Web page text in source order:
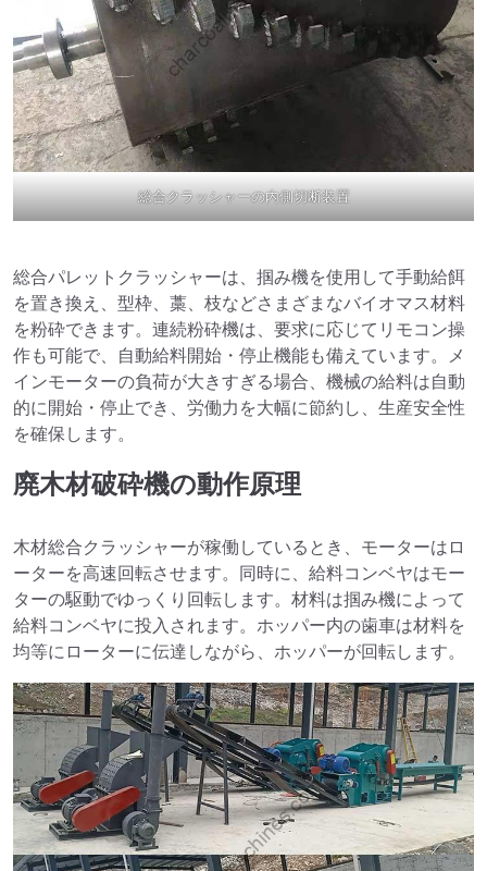
総合クラッシャーの内側切断装置
総合パレットクラッシャーは、掴み機を使用して手動給餌
を置き換え、型枠、藁、枝などさまざまなバイオマス材料
を粉砕できます。連続粉砕機は、要求に応じてリモコン操
作も可能で、自動給料開始・停止機能も備えています。メ
インモーターの負荷が大きすぎる場合、機械の給料は自動
的に開始・停止でき、労働力を大幅に節約し、生産安全性
を確保します。
廃木材破砕機の動作原理
木材総合クラッシャーが稼働しているとき、モーターはロ
ーターを高速回転させます。同時に、給料コンベヤはモー
ターの駆動でゆっくり回転します。材料は掴み機によって
給料コンベヤに投入されます。ホッパー内の歯車は材料を
均等にローターに伝達しながら、ホッパーが回転します。